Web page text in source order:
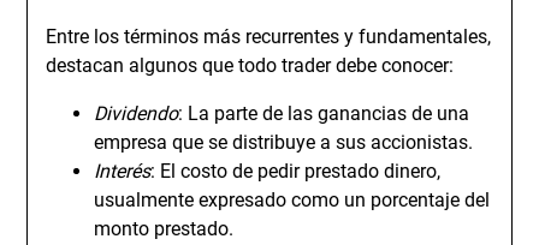
Entre los términos más recurrentes y fundamentales,
destacan algunos que todo trader debe conocer:
Dividendo: La parte de las ganancias de una
empresa que se distribuye a sus accionistas.
Interés: El costo de pedir prestado dinero,
usualmente expresado como un porcentaje del
monto prestado.